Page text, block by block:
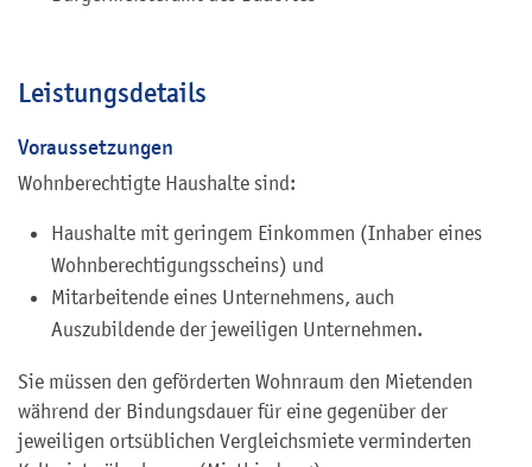
Leistungsdetails
Voraussetzungen
Wohnberechtigte Haushalte sind:
Haushalte mit geringem Einkommen (Inhaber eines
Wohnberechtigungsscheins) und
Mitarbeitende eines Unternehmens, auch
Auszubildende der jeweiligen Unternehmen.
Sie müssen den geförderten Wohnraum den Mietenden
während der Bindungsdauer für eine gegenüber der
jeweiligen ortsüblichen Vergleichsmiete verminderten